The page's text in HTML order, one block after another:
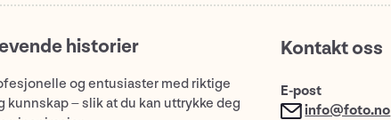
historier
og entusiaster med riktige
kunnskap – slik at du kan uttrykke deg
Kontakt oss
E-post
info@foto.no